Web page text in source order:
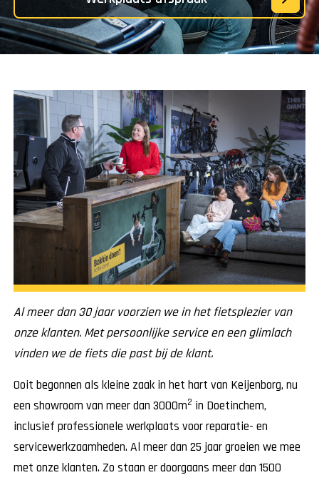
Al meer dan 30 jaar voorzien we in het fietsplezier van
onze klanten. Met persoonlijke service en een glimlach
vinden we de fiets die past bij de klant.
Ooit begonnen als kleine zaak in het hart van Keijenborg, nu
een showroom van meer dan 3000m2 in Doetinchem,
inclusief professionele werkplaats voor reparatie- en
servicewerkzaamheden. Al meer dan 25 jaar groeien we mee
met onze klanten. Zo staan er doorgaans meer dan 1500